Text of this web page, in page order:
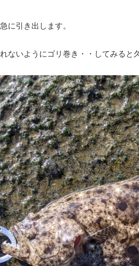
に引き出します。
ないようにゴリ巻き・・してみると